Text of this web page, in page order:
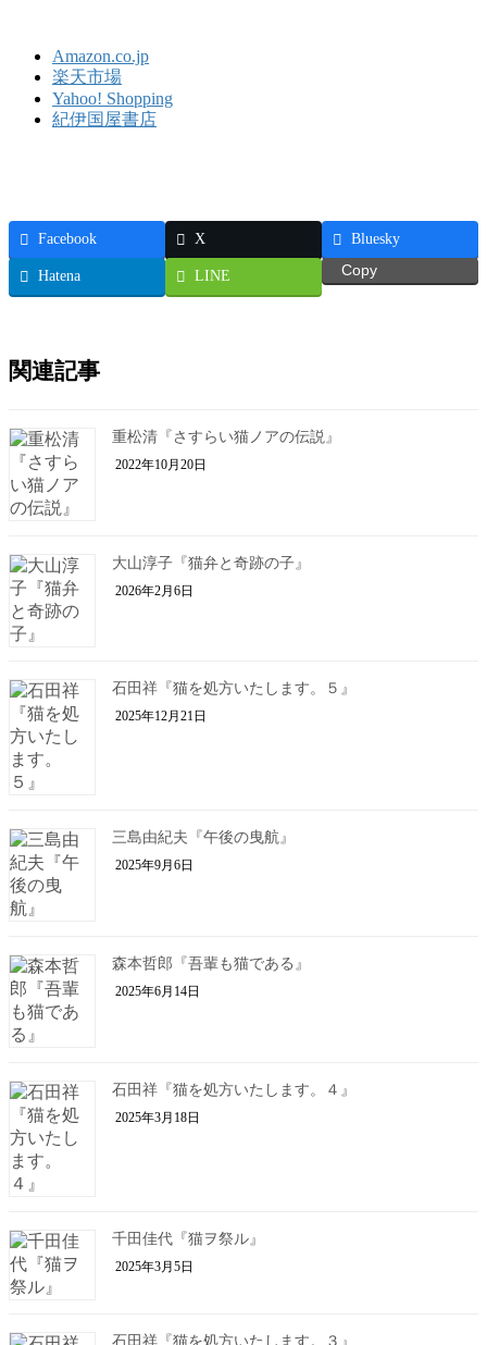
Amazon.co.jp
楽天市場
Yahoo! Shopping
紀伊国屋書店
Facebook X Bluesky
Hatena LINE Copy
関連記事
重松清『さすらい猫ノアの伝説』
2022年10月20日
大山淳子『猫弁と奇跡の子』
2026年2月6日
石田祥『猫を処方いたします。５』
2025年12月21日
三島由紀夫『午後の曳航』
2025年9月6日
森本哲郎『吾輩も猫である』
2025年6月14日
石田祥『猫を処方いたします。４』
2025年3月18日
千田佳代『猫ヲ祭ル』
2025年3月5日
石田祥『猫を処方いたします。３』